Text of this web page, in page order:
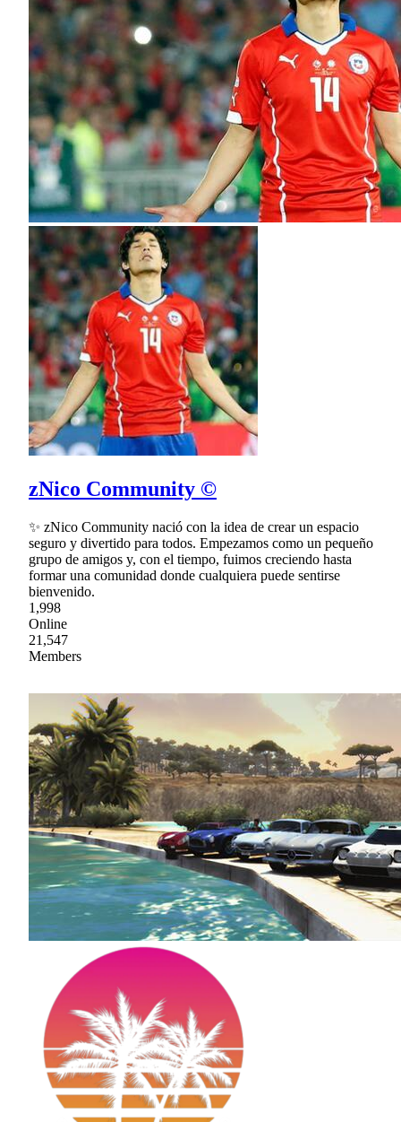
zNico Community ©
✨ zNico Community nació con la idea de crear un espacio
seguro y divertido para todos. Empezamos como un pequeño
grupo de amigos y, con el tiempo, fuimos creciendo hasta
formar una comunidad donde cualquiera puede sentirse
bienvenido.
1,998
Online
21,547
Members